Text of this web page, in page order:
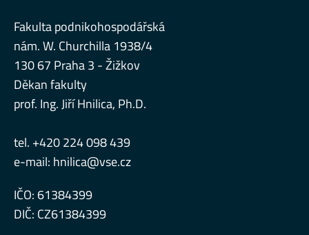
Fakulta podnikohospodářská
nám. W. Churchilla 1938/4
130 67 Praha 3 - Žižkov
Děkan fakulty
prof. Ing. Jiří Hnilica, Ph.D.
tel. +420 224 098 439
e-mail: hnilica@vse.cz
IČO: 61384399
DIČ: CZ61384399